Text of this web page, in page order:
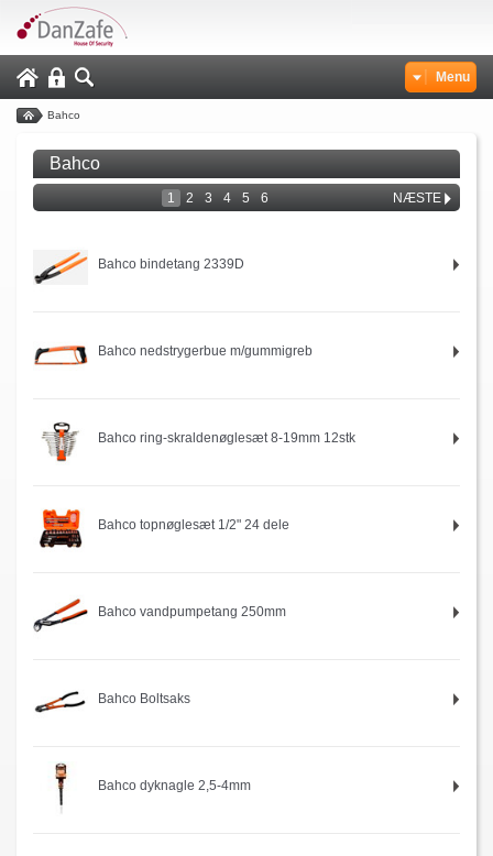
Menu
Bahco
Bahco
NÆSTE
1 2 3 4 5 6
Bahco bindetang 2339D
Bahco nedstrygerbue m/gummigreb
Bahco ring-skraldenøglesæt 8-19mm 12stk
Bahco topnøglesæt 1/2" 24 dele
Bahco vandpumpetang 250mm
Bahco Boltsaks
Bahco dyknagle 2,5-4mm